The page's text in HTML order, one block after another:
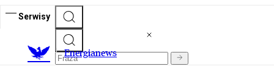
Serwisy
Energianews